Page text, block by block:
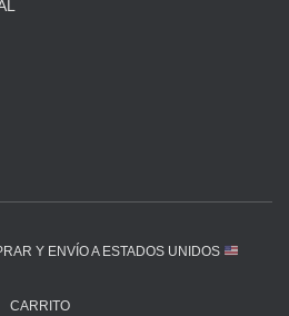
Y ENVÍO A ESTADOS UNIDOS
CARRITO